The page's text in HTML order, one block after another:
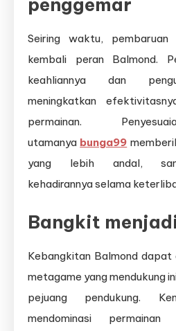
Seiring waktu, pembaruan
kembali peran Balmond.
keahliannya dan
meningkatkan
permainan.
utamanya bunga99
yang lebih andal,
kehadirannya selama
Bangkit
Kebangkitan Balmond dapat
metagame yang mendukung
pejuang pendukung.
mendominasi